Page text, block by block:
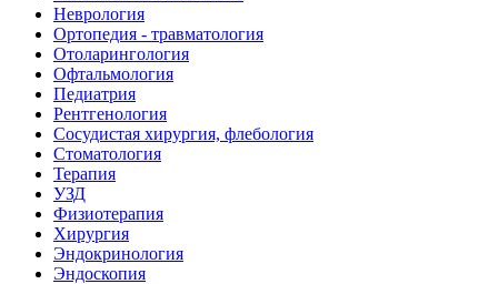
Неврология
Ортопедия - травматология
Отоларингология
Офтальмология
Педиатрия
Рентгенология
Сосудистая хирургия, флебология
Стоматология
Терапия
УЗД
Физиотерапия
Хирургия
Эндокринология
Эндоскопия